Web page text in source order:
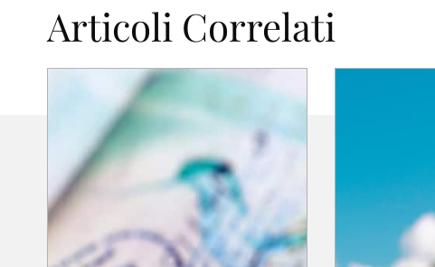
Articoli Correlati